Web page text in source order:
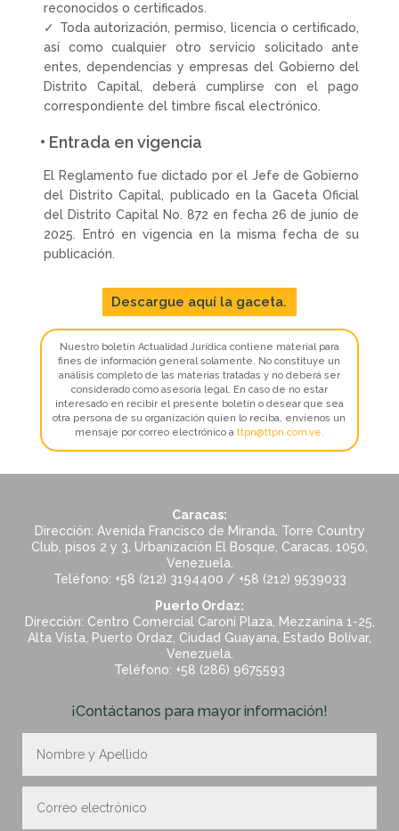
reconocidos o certificados.
✓ Toda autorización, permiso, licencia o certificado,
así como cualquier otro servicio solicitado ante
entes, dependencias y empresas del Gobierno del
Distrito Capital, deberá cumplirse con el pago
correspondiente del timbre fiscal electrónico.
• Entrada en vigencia
El Reglamento fue dictado por el Jefe de Gobierno
del Distrito Capital, publicado en la Gaceta Oficial
del Distrito Capital No. 872 en fecha 26 de junio de
2025. Entró en vigencia en la misma fecha de su
publicación.
Descargue aquí la gaceta.
Nuestro boletín Actualidad Jurídica contiene material para
fines de información general solamente. No constituye un
análisis completo de las materias tratadas y no deberá ser
considerado como asesoría legal. En caso de no estar
interesado en recibir el presente boletín o desear que sea
otra persona de su organización quien lo reciba, envíenos un
mensaje por correo electrónico a ttpn@ttpn.com.ve.
Caracas:
Dirección: Avenida Francisco de Miranda, Torre Country
Club, pisos 2 y 3, Urbanización El Bosque, Caracas, 1050,
Venezuela.
Teléfono: +58 (212) 3194400 / +58 (212) 9539033
Puerto Ordaz:
Dirección: Centro Comercial Caroní Plaza, Mezzanina 1-25,
Alta Vista, Puerto Ordaz, Ciudad Guayana, Estado Bolívar,
Venezuela.
Teléfono: +58 (286) 9675593
¡Contáctanos para mayor información!